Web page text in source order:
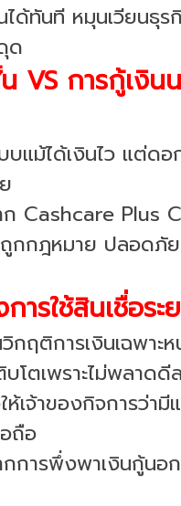
ได้ทันที หมุนเวียนธุร
ด
น VS การกู้เงิน
บแม้ได้เงินไว แต่ด
ก Cashcare Plus
กกฎหมาย ปลอดภั
ารใช้สินเชื่อระ
กฤติการเงินเฉพาะห
บโตเพราะไม่พลาด
ห้เจ้าของกิจการว่ามี
ถือ
การพึ่งพาเงินกู้นอ